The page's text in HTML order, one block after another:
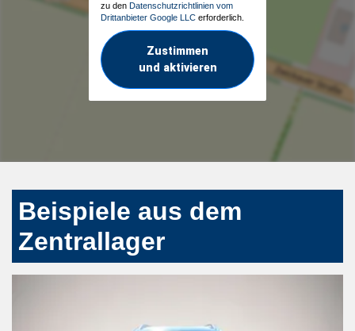
zu den Datenschutzrichtlinien vom
Drittanbieter Google LLC erforderlich.
Zustimmen
und aktivieren
Beispiele aus dem
Zentrallager